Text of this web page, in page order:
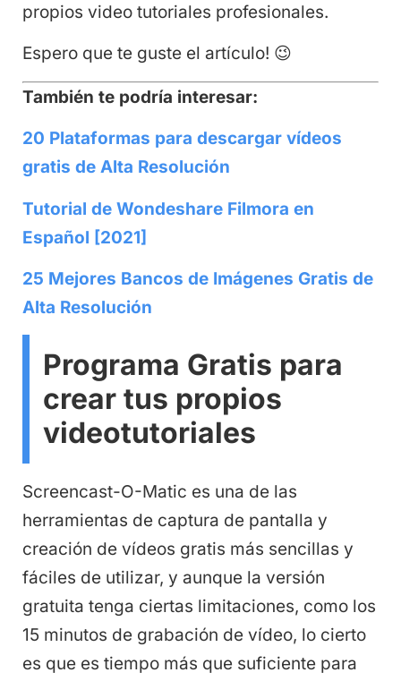
propios video tutoriales profesionales.
Espero que te guste el artículo! 😉
También te podría interesar:
20 Plataformas para descargar vídeos
gratis de Alta Resolución
Tutorial de Wondeshare Filmora en
Español [2021]
25 Mejores Bancos de Imágenes Gratis de
Alta Resolución
Programa Gratis para
crear tus propios
videotutoriales
Screencast-O-Matic es una de las
herramientas de captura de pantalla y
creación de vídeos gratis más sencillas y
fáciles de utilizar, y aunque la versión
gratuita tenga ciertas limitaciones, como los
15 minutos de grabación de vídeo, lo cierto
es que es tiempo más que suficiente para